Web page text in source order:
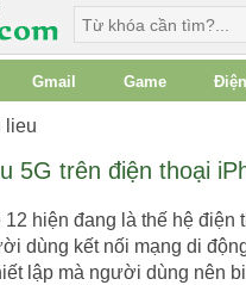
Gmail Game
lieu
5G trên điện thoại
12 hiện đang là thế hệ điện
dùng kết nối mạng di
lập mà người dùng nên